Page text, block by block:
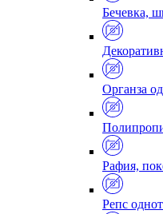
Бечевка,
Органза
Рафия,
Репс